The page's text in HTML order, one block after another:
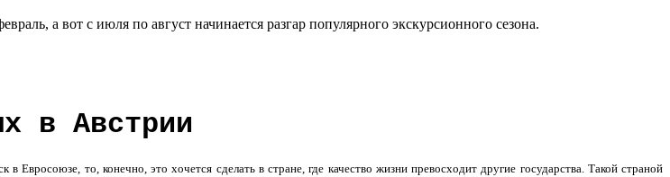
а вот с июля по август начинается разгар популярного экскурсионного сезона.
в Австрии
в Евросоюзе, то, конечно, это хочется сделать в стране, где качество жизни превосходит другие государства. Такой страной